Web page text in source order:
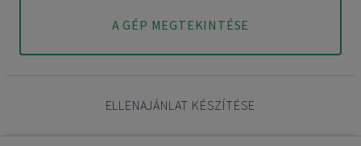
A GÉP MEGTEKINTÉSE
ELLENAJÁNLAT KÉSZÍTÉSE